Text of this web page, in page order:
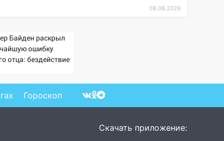
08.08.2026
Байден раскрыл
ошибку
отца: бездействие
Гороскоп
Скачать приложение: